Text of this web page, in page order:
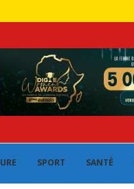
SPORT SANTÉ